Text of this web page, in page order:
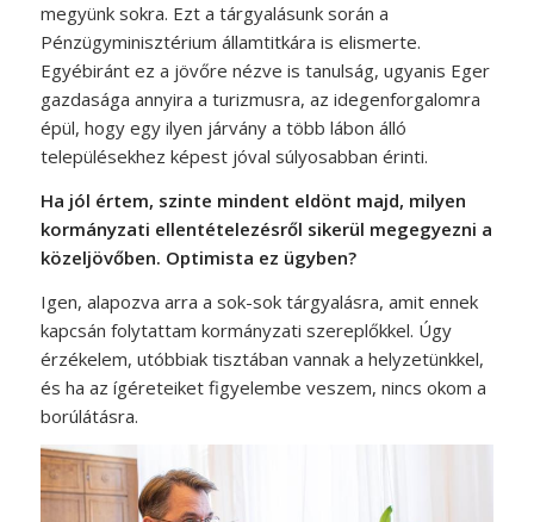
megyünk sokra. Ezt a tárgyalásunk során a
Pénzügyminisztérium államtitkára is elismerte.
Egyébiránt ez a jövőre nézve is tanulság, ugyanis Eger
gazdasága annyira a turizmusra, az idegenforgalomra
épül, hogy egy ilyen járvány a több lábon álló
településekhez képest jóval súlyosabban érinti.
Ha jól értem, szinte mindent eldönt majd, milyen
kormányzati ellentételezésről sikerül megegyezni a
közeljövőben. Optimista ez ügyben?
Igen, alapozva arra a sok-sok tárgyalásra, amit ennek
kapcsán folytattam kormányzati szereplőkkel. Úgy
érzékelem, utóbbiak tisztában vannak a helyzetünkkel,
és ha az ígéreteiket figyelembe veszem, nincs okom a
borúlátásra.